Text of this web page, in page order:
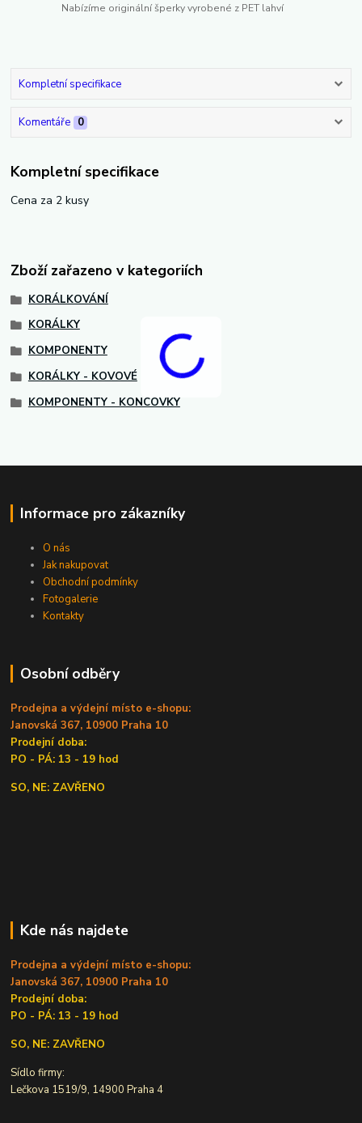
Nabízíme originální šperky vyrobené z PET lahví
Kompletní specifikace
Komentáře 0
Kompletní specifikace
Cena za 2 kusy
Zboží zařazeno v kategoriích
KORÁLKOVÁNÍ
KORÁLKY
KOMPONENTY
KORÁLKY - KOVOVÉ
KOMPONENTY - KONCOVKY
Informace pro zákazníky
O nás
Jak nakupovat
Obchodní podmínky
Fotogalerie
Kontakty
Osobní odběry
Prodejna a výdejní místo e-shopu:
Janovská 367, 10900 Praha 10
Prodejní doba:
PO - PÁ: 13 - 19 hod
SO, NE: ZAVŘENO
Kde nás najdete
Prodejna a výdejní místo e-shopu:
Janovská 367, 10900 Praha 10
Prodejní doba:
PO - PÁ: 13 - 19 hod
SO, NE: ZAVŘENO
Sídlo firmy:
Lečkova 1519/9, 14900 Praha 4